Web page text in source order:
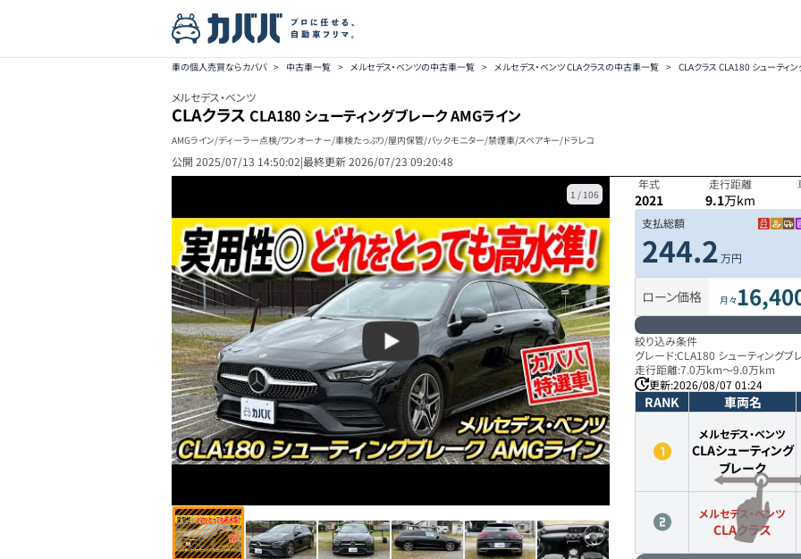
車の個人売買ならカババ > 中古車一覧 > メルセデス・ベンツの中古車一覧 > メルセデス・ベンツ CLAクラスの中古車一覧 > CLAクラス CLA180 シューティ
メルセデス・ベンツ
CLAクラス CLA180 シューティングブレーク AMGライン
AMGライン/ディーラー点検/ワンオーナー/車検たっぷり/屋内保管/バックモニター/禁煙車/スペアキー/ドラレコ
公開 2025/07/13 14:50:02|最終更新2026/07/23 09:20:48
1 / 106
年式
2021
走行距離
9.1万km
支払総額
244.2万円
ローン価格 月々
絞り込み条件
グレード:CLA180 シューティングブ
走行距離:7.0万km～9.0万km
更新:2026/08/07 01:24
RANK 車両名
メルセデス・ベンツ
CLAシューティング
ブレーク
メルセデス・ベンツ
CLAクラス